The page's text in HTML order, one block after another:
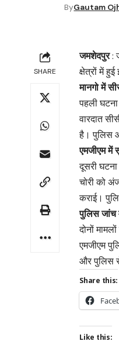
ByGautam
SHARE
जमशेदपुर:
क्षेत्रों में
मानगो में
​पहली
वारदात
है। पुलिस
एमजीएम में
​दूसरी
चोरी को
कराई।
पुलिस जांच
​दोनों
एमजीएम
और पुलिस
Share this:
Like this: